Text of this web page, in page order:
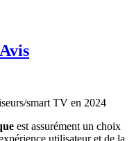
smart TV en 2024
est assurément un choix
utilisateur et de la